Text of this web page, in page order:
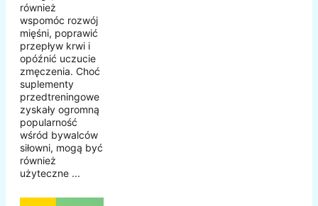
również
wspomóc rozwój
mięśni, poprawić
przepływ krwi i
opóźnić uczucie
zmęczenia. Choć
suplementy
przedtreningowe
zyskały ogromną
popularność
wśród bywalców
siłowni, mogą być
również
użyteczne ...